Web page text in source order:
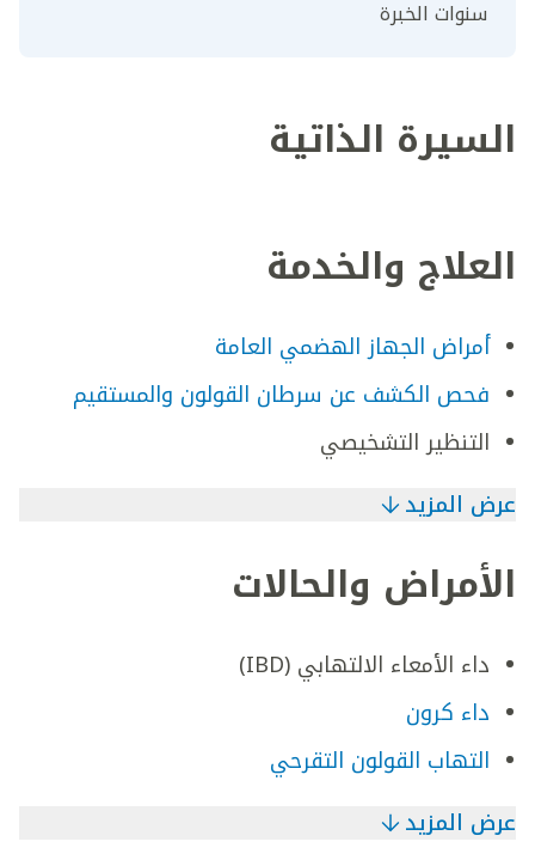
سنوات الخبرة
السيرة الذاتية
العلاج والخدمة
أمراض الجهاز الهضمي العامة
فحص الكشف عن سرطان القولون والمستقيم
التنظير التشخيصي
عرض المزيد
الأمراض والحالات
داء الأمعاء الالتهابي (IBD)
داء كرون
التهاب القولون التقرحي
عرض المزيد